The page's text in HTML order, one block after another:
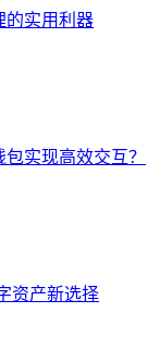
的实用利器
实现高效交互？
资产新选择